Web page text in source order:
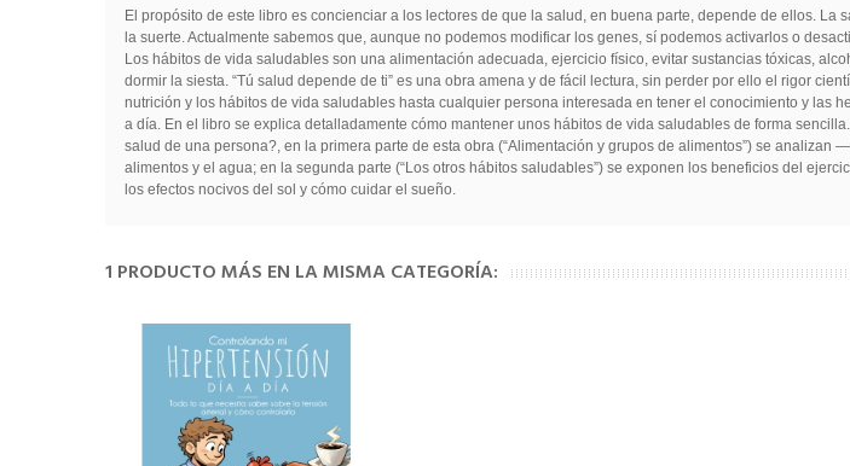
El propósito de este libro es concienciar a los lectores de que la salud, en buena parte, depende de ellos.
la suerte. Actualmente sabemos que, aunque no podemos modificar los genes, sí podemos activarlos o
Los hábitos de vida saludables son una alimentación adecuada, ejercicio físico, evitar sustancias tóxicas,
dormir la siesta. “Tú salud depende de ti” es una obra amena y de fácil lectura, sin perder por ello el rigor
nutrición y los hábitos de vida saludables hasta cualquier persona interesada en tener el conocimiento y
a día. En el libro se explica detalladamente cómo mantener unos hábitos de vida saludables de forma
salud de una persona?, en la primera parte de esta obra (“Alimentación y grupos de alimentos”) se
alimentos y el agua; en la segunda parte (“Los otros hábitos saludables”) se exponen los beneficios del
los efectos nocivos del sol y cómo cuidar el sueño.
1 PRODUCTO MÁS EN LA MISMA CATEGORÍA: